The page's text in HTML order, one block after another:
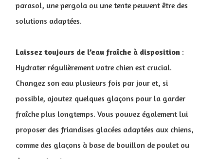
parasol, une pergola ou une tente peuvent être des
solutions adaptées.
Laissez toujours de l’eau fraîche à disposition :
Hydrater régulièrement votre chien est crucial.
Changez son eau plusieurs fois par jour et, si
possible, ajoutez quelques glaçons pour la garder
fraîche plus longtemps. Vous pouvez également lui
proposer des friandises glacées adaptées aux chiens,
comme des glaçons à base de bouillon de poulet ou